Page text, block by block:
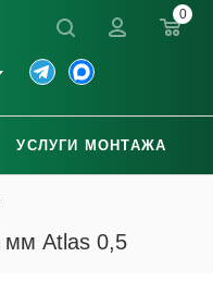
0
УСЛУГИ МОНТАЖА
мм Atlas 0,5